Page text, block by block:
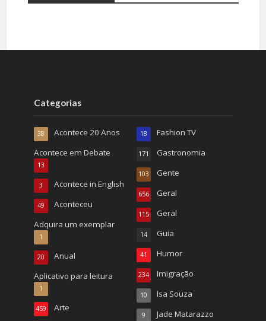
Categorias
Acontece 20 Anos
38
Acontece em Debate
13
Acontece in English
3
Aconteceu
49
Adquira um exemplar
1
Anual
20
Aplicativo para leitura
1
Arte
459
Fashion TV
18
Gastronomia
171
Gente
103
Geral
656
Geral
115
Guia
14
Humor
41
Imigração
234
Isa Souza
10
Jade Matarazzo
9